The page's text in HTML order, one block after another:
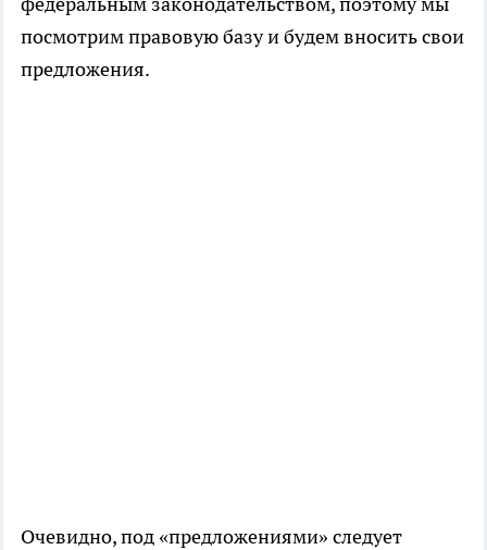
посмотрим правовую базу и будем вносить свои
предложения.
Очевидно, под «предложениями» следует